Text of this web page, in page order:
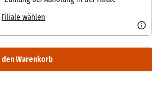
Filiale wählen
den Warenkorb